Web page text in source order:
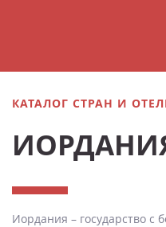
КАТАЛОГ СТРАН И
Иордания – государство с